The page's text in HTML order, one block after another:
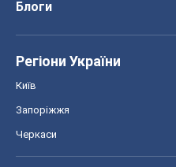
Блоги
Регіони України
Київ
Запоріжжя
Черкаси